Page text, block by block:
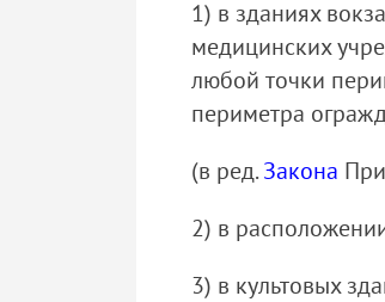
1) в зданиях
медицинских
любой точки
периметра
(в ред.Закона
2) в
3) в культовых